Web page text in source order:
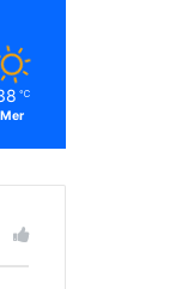
℃
Mer